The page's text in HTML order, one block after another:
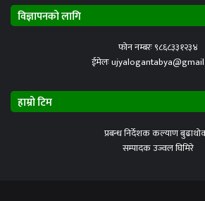
विज्ञापनको लागि
फोन नम्बरः ९८६८३३१२३४
ईमेलः
हाम्रो टिम
प्रबन्ध निर्देशक कल्याण
सम्पादक उज्वल घिमिरे